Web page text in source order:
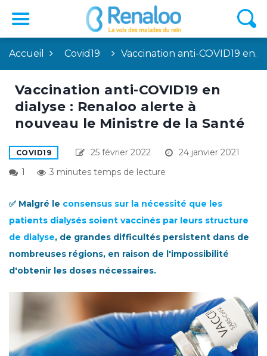
Accueil Covid19 Vaccination anti-COVID19 en…
Vaccination anti-COVID19 en
dialyse : Renaloo alerte à
nouveau le Ministre de la Santé
COVID19 25 février 2022
24 janvier 2021
1
3 minutes temps de lecture
✅ Malgré le consensus sur la nécessité que les
patients dialysés soient vaccinés par leurs structure
de dialyse, de grandes difficultés persistent dans de
nombreuses régions, en raison de l'impossibilité
d'obtenir les doses nécessaires.